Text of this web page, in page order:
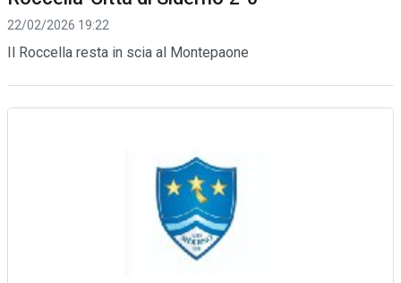
22/02/2026 19:22
Il Roccella resta in scia al Montepaone